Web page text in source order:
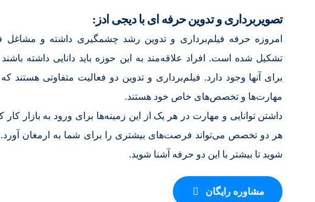
تصویربرداری و تدوین حرفه ای با دیجی ادز:
امروزه حرفه فیلم‌برداری و تدوین رشد چشمگیری داشته و مشاغل
تشکیل شده است. افراد علاقه‌مند به این حوزه باید دانایی‌ داشته
برای آنها وجود دارد. فیلم‌برداری و تدوین دو فعالیت متفاوتی هستند که
مهارت‌ها و تخصص‌های خاص خود هستند.
داشتن توانایی و مهارت در هر یک از این زمینه‌ها برای ورود به بازار
هر دو تخصص می‌تواند فرصت‌های بیشتری را برای شما به ارمغان آورد.
شوید تا بیشتر با این دو حرفه آشنا شوید.
مشاوره رایگان